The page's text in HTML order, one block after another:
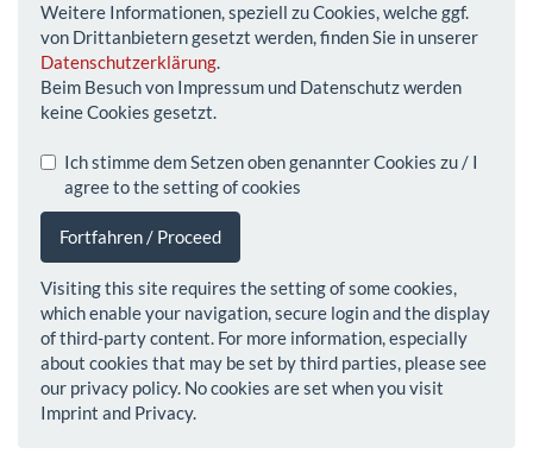
Weitere Informationen, speziell zu Cookies, welche ggf.
von Drittanbietern gesetzt werden, finden Sie in unserer
Datenschutzerklärung.
Beim Besuch von Impressum und Datenschutz werden
keine Cookies gesetzt.
Ich stimme dem Setzen oben genannter Cookies zu / I
agree to the setting of cookies
Fortfahren / Proceed
Visiting this site requires the setting of some cookies,
which enable your navigation, secure login and the display
of third-party content. For more information, especially
about cookies that may be set by third parties, please see
our privacy policy. No cookies are set when you visit
Imprint and Privacy.